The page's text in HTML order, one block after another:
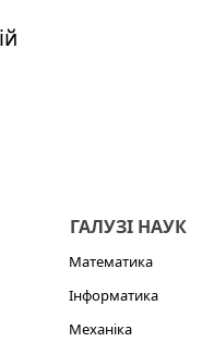
ГАЛУЗІ НАУК
Математика
Інформатика
Механіка